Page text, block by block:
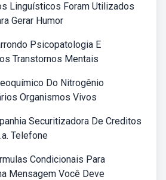
Linguísticos Foram Utilizados
Gerar Humor
Psicopatologia E
Transtornos Mentais
Do Nitrogênio
Organismos Vivos
Securitizadora De Creditos
Telefone
Condicionais Para
Mensagem Você Deve